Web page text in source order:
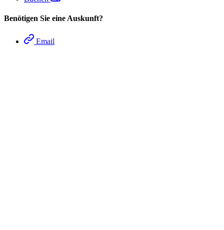
Benötigen Sie eine Auskunft?
Email